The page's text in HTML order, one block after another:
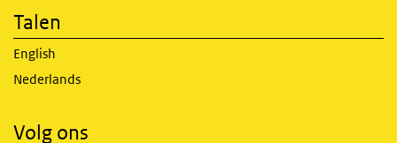
Talen
English
Nederlands
Volg ons